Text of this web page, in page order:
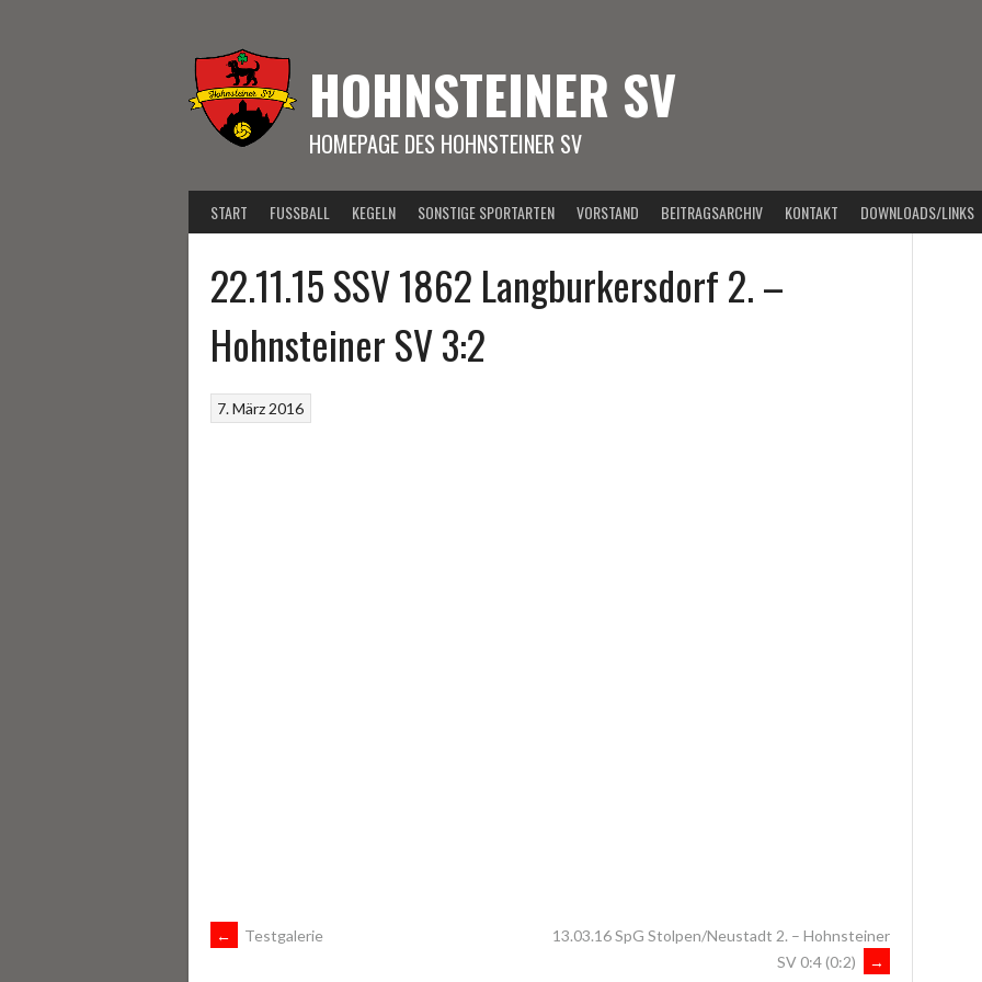
HOHNSTEINER SV
HOMEPAGE DES HOHNSTEINER SV
START FUSSBALL KEGELN SONSTIGE SPORTARTEN VORSTAND BEITRAGSARCHIV KONTAKT DOWNLOADS/LINKS
22.11.15 SSV 1862 Langburkersdorf 2. –
Hohnsteiner SV 3:2
7. März 2016
ARTIKEL-
← Testgalerie
13.03.16 SpG Stolpen/Neustadt 2. – Hohnsteiner
SV 0:4 (0:2)
→